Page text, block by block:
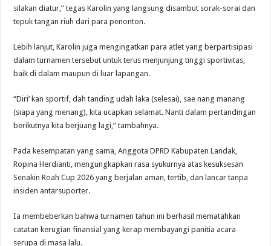
silakan diatur,” tegas Karolin yang langsung disambut sorak-sorai dan
tepuk tangan riuh dari para penonton.
Lebih lanjut, Karolin juga mengingatkan para atlet yang berpartisipasi
dalam turnamen tersebut untuk terus menjunjung tinggi sportivitas,
baik di dalam maupun di luar lapangan.
“Diri’ kan sportif, dah tanding udah laka (selesai), sae nang manang
(siapa yang menang), kita ucapkan selamat. Nanti dalam pertandingan
berikutnya kita berjuang lagi,” tambahnya.
Pada kesempatan yang sama, Anggota DPRD Kabupaten Landak,
Ropina Herdianti, mengungkapkan rasa syukurnya atas kesuksesan
Senakin Roah Cup 2026 yang berjalan aman, tertib, dan lancar tanpa
insiden antarsuporter.
Ia membeberkan bahwa turnamen tahun ini berhasil mematahkan
catatan kerugian finansial yang kerap membayangi panitia acara
serupa di masa lalu.